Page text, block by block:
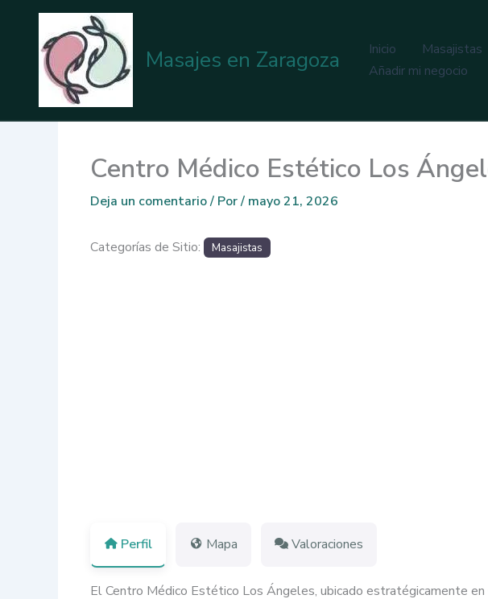
contenido
Masajes en Zaragoza Inicio Masajistas
Añadir mi negocio
Centro Médico Estético Los
Deja un comentario/ Por/ mayo 21, 2026
Categorías de Sitio: Masajistas
Perfil Mapa Valoraciones
El Centro Médico Estético Los Ángeles, ubicado estratégicamente